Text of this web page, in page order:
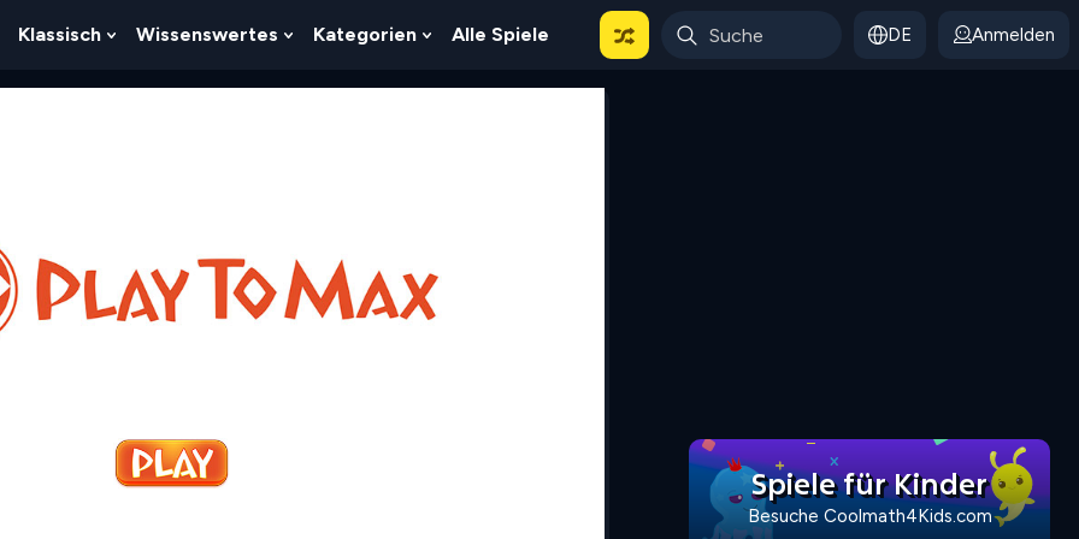
Show
Klassisch
Show
For
Wissenswertes
Show
For
Kategorien
Show
For
Alle Spiele DE Anmelden
Spiele für Kinder
Besuche Coolmath4Kids.com